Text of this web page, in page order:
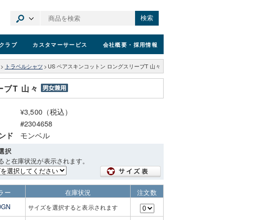
検索
ラブ カスタマーサービス 会社概要 ・採用情報
> トラベルシャツ > US ペアスキンコットン ロングスリーブT 山々
ブT 山々
¥3,500（税込）
#2304658
ド モンベル
択
と在庫状況が表示されます。
ー 在庫状況
注文数
サイズを選択すると表示されます